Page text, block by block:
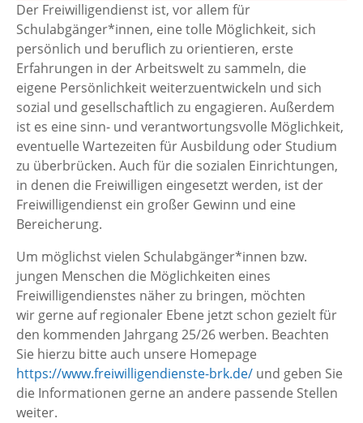
Der Freiwilligendienst ist, vor allem für
Schulabgänger*innen, eine tolle Möglichkeit, sich
persönlich und beruflich zu orientieren, erste
Erfahrungen in der Arbeitswelt zu sammeln, die
eigene Persönlichkeit weiterzuentwickeln und sich
sozial und gesellschaftlich zu engagieren. Außerdem
ist es eine sinn- und verantwortungsvolle Möglichkeit,
eventuelle Wartezeiten für Ausbildung oder Studium
zu überbrücken. Auch für die sozialen Einrichtungen,
in denen die Freiwilligen eingesetzt werden, ist der
Freiwilligendienst ein großer Gewinn und eine
Bereicherung.
Um möglichst vielen Schulabgänger*innen bzw.
jungen Menschen die Möglichkeiten eines
Freiwilligendienstes näher zu bringen, möchten
wir gerne auf regionaler Ebene jetzt schon gezielt für
den kommenden Jahrgang 25/26 werben. Beachten
Sie hierzu bitte auch unsere Homepage
https://www.freiwilligendienste-brk.de/ und geben Sie
die Informationen gerne an andere passende Stellen
weiter.